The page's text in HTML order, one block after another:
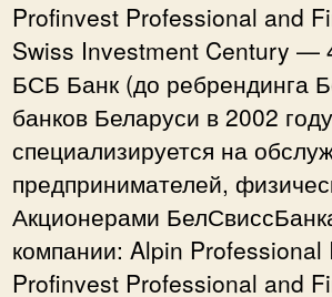
Profinvest Professional and
Swiss Investment Century —
БСБ Банк (до ребрендинга
банков Беларуси в 2002
специализируется на
предпринимателей,
Акционерами
компании: Alpin
Profinvest Professional and